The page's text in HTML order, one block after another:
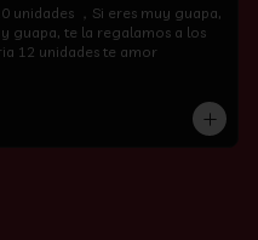
unidades ，Si eres muy guapa,
guapa, te la regalamos a los
12 unidades te amor